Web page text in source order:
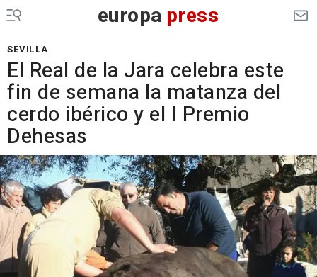
europa press
SEVILLA
El Real de la Jara celebra este
fin de semana la matanza del
cerdo ibérico y el I Premio
Dehesas